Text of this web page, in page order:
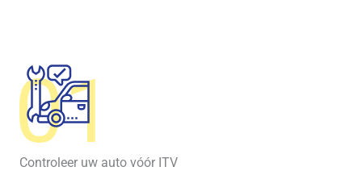
01
Controleer uw auto vóór ITV